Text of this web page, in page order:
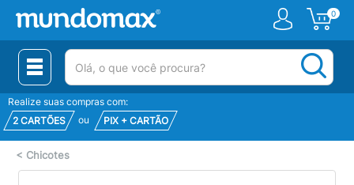
0
(pesquisar)
Realize suas compras com:
2 CARTÕES
ou PIX + CARTÃO
< Chicotes